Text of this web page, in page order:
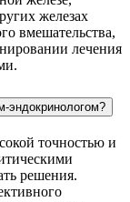
железах
вмешательства,
лечения
эндокринологом?
точностью и
решения.